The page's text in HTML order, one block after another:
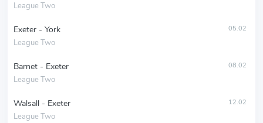
League Two
Exeter - York
League Two
05.02
Barnet - Exeter
League Two
08.02
Walsall - Exeter
League Two
12.02